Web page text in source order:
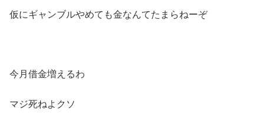
仮にギャンブルやめても金なんてたまらねーぞ
今月借金増えるわ
マジ死ねよクソ